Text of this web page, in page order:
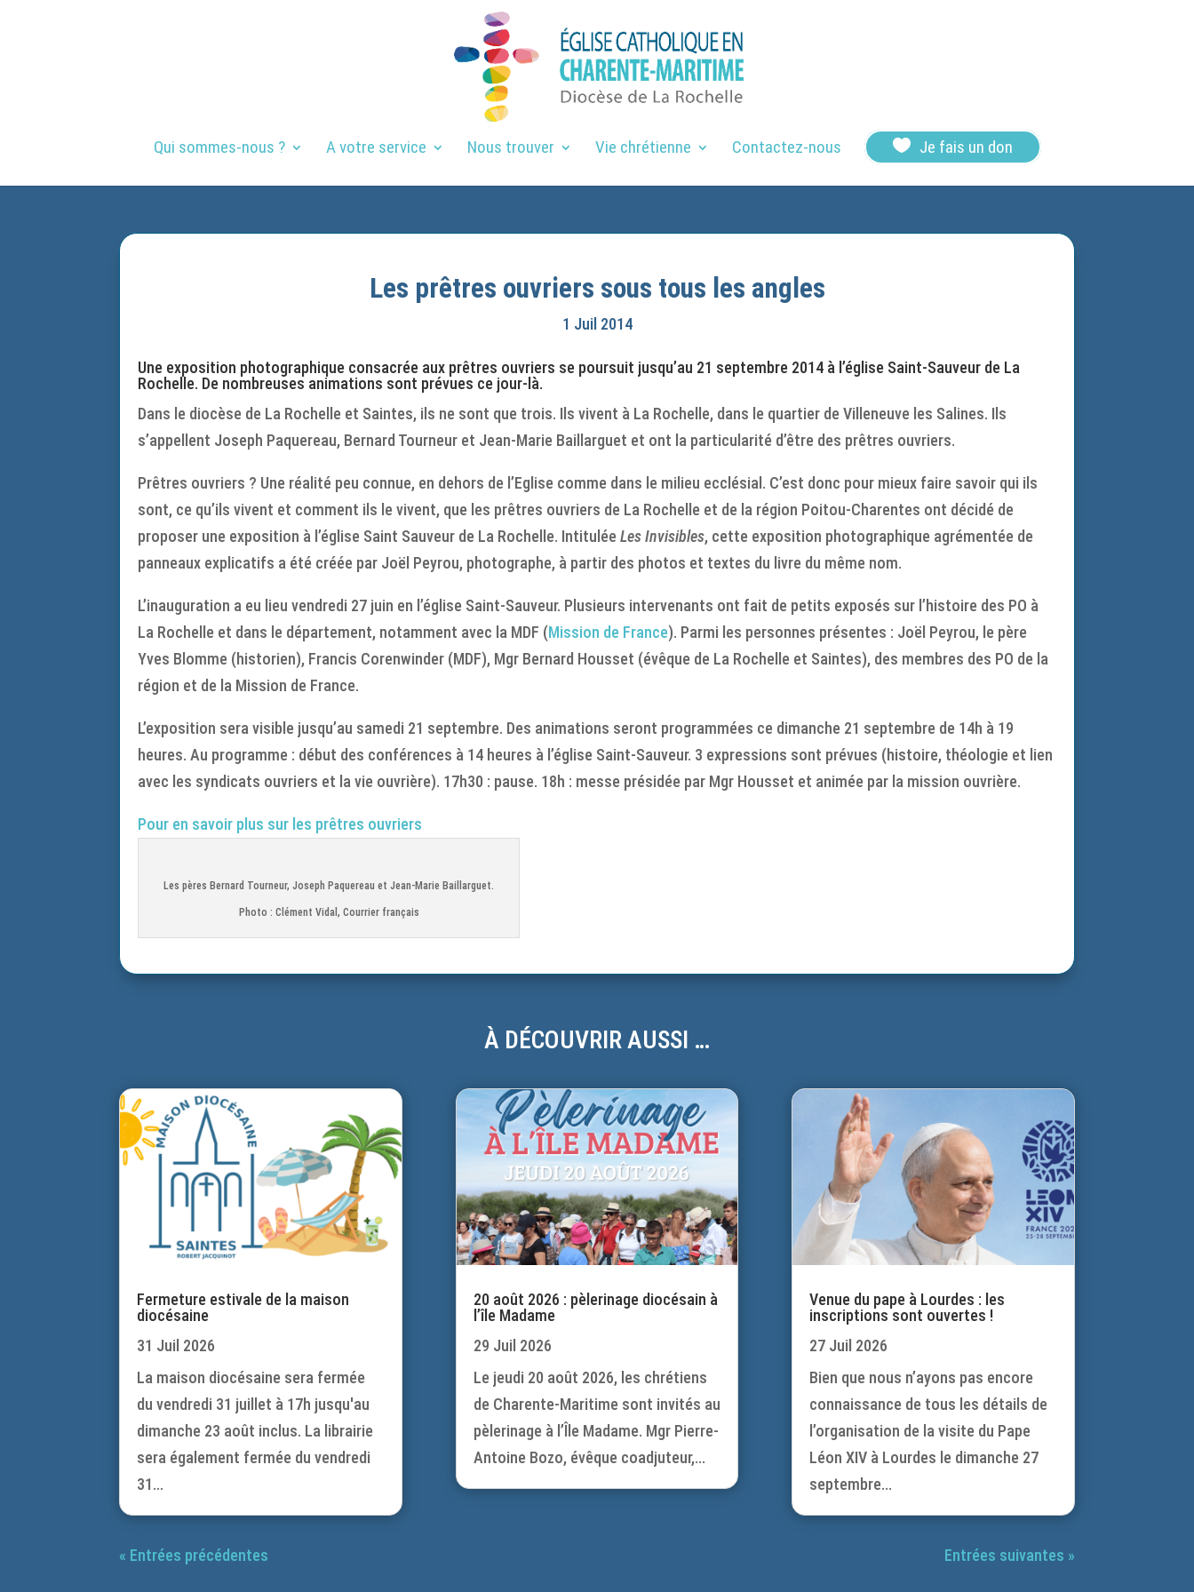
Qui sommes-nous ? A votre service Nous trouver Vie chrétienne Contactez-nous  Je fais un don
Les prêtres ouvriers sous tous les angles
1 Juil 2014
Une exposition photographique consacrée aux prêtres ouvriers se poursuit jusqu’au 21 septembre 2014 à l’église Saint-Sauveur de La
Rochelle. De nombreuses animations sont prévues ce jour-là.
Dans le diocèse de La Rochelle et Saintes, ils ne sont que trois. Ils vivent à La Rochelle, dans le quartier de Villeneuve les Salines. Ils
s’appellent Joseph Paquereau, Bernard Tourneur et Jean-Marie Baillarguet et ont la particularité d’être des prêtres ouvriers.
Prêtres ouvriers ? Une réalité peu connue, en dehors de l’Eglise comme dans le milieu ecclésial. C’est donc pour mieux faire savoir qui ils
sont, ce qu’ils vivent et comment ils le vivent, que les prêtres ouvriers de La Rochelle et de la région Poitou-Charentes ont décidé de
proposer une exposition à l’église Saint Sauveur de La Rochelle. IntituléeLes Invisibles, cette exposition photographique agrémentée de
panneaux explicatifs a été créée par Joël Peyrou, photographe, à partir des photos et textes du livre du même nom.
L’inauguration a eu lieu vendredi 27 juin en l’église Saint-Sauveur. Plusieurs intervenants ont fait de petits exposés sur l’histoire des PO à
La Rochelle et dans le département, notamment avec la MDF (Mission de France). Parmi les personnes présentes : Joël Peyrou, le père
Yves Blomme (historien), Francis Corenwinder (MDF), Mgr Bernard Housset (évêque de La Rochelle et Saintes), des membres des PO de la
région et de la Mission de France.
L’exposition sera visible jusqu’au samedi 21 septembre. Des animations seront programmées ce dimanche 21 septembre de 14h à 19
heures. Au programme : début des conférences à 14 heures à l’église Saint-Sauveur. 3 expressions sont prévues (histoire, théologie et lien
avec les syndicats ouvriers et la vie ouvrière). 17h30 : pause. 18h : messe présidée par Mgr Housset et animée par la mission ouvrière.
Pour en savoir plus sur les prêtres ouvriers
Les pères Bernard Tourneur, Joseph Paquereau et Jean-Marie Baillarguet.
Photo : Clément Vidal, Courrier français
À DÉCOUVRIR AUSSI …
Fermeture estivale de la maison
diocésaine
31 Juil 2026
La maison diocésaine sera fermée
du vendredi 31 juillet à 17h jusqu'au
dimanche 23 août inclus. La librairie
sera également fermée du vendredi
31...
20 août 2026 : pèlerinage diocésain à
l’île Madame
29 Juil 2026
Le jeudi 20 août 2026, les chrétiens
de Charente-Maritime sont invités au
pèlerinage à l’Île Madame. Mgr Pierre-
Antoine Bozo, évêque coadjuteur,...
Venue du pape à Lourdes : les
inscriptions sont ouvertes !
27 Juil 2026
Bien que nous n’ayons pas encore
connaissance de tous les détails de
l’organisation de la visite du Pape
Léon XIV à Lourdes le dimanche 27
septembre...
« Entrées précédentes Entrées suivantes »